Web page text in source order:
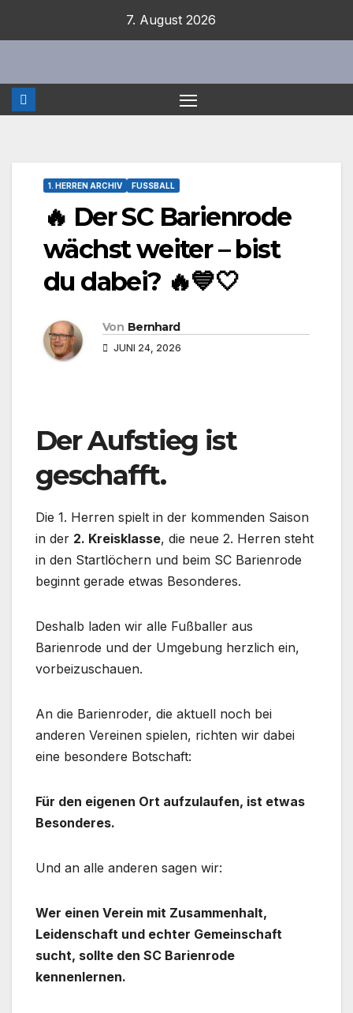
7. August 2026
1. HERREN ARCHIV FUSSBALL
🔥 Der SC Barienrode
wächst weiter – bist
du dabei? 🔥💙🤍
Von Bernhard
JUNI 24, 2026
Der Aufstieg ist
geschafft.
Die 1. Herren spielt in der kommenden Saison
in der 2. Kreisklasse, die neue 2. Herren steht
in den Startlöchern und beim SC Barienrode
beginnt gerade etwas Besonderes.
Deshalb laden wir alle Fußballer aus
Barienrode und der Umgebung herzlich ein,
vorbeizuschauen.
An die Barienroder, die aktuell noch bei
anderen Vereinen spielen, richten wir dabei
eine besondere Botschaft:
Für den eigenen Ort aufzulaufen, ist etwas
Besonderes.
Und an alle anderen sagen wir:
Wer einen Verein mit Zusammenhalt,
Leidenschaft und echter Gemeinschaft
sucht, sollte den SC Barienrode
kennenlernen.